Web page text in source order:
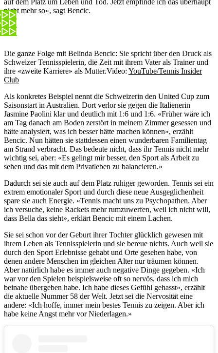
nicht mehr so», sagt Bencic.
Die ganze Folge mit Belinda Bencic: Sie spricht über den Druck als
Schweizer Tennisspielerin, die Zeit mit ihrem Vater als Trainer und
ihre «zweite Karriere» als Mutter.Video: YouTube/Tennis Insider
Club
Als konkretes Beispiel nennt die Schweizerin den United Cup zum
Saisonstart in Australien. Dort verlor sie gegen die Italienerin
Jasmine Paolini klar und deutlich mit 1:6 und 1:6. «Früher wäre ich
am Tag danach am Boden zerstört in meinem Zimmer gesessen und
hätte analysiert, was ich besser hätte machen können», erzählt
Bencic. Nun hätten sie stattdessen einen wunderbaren Familientag
am Strand verbracht. Das bedeute nicht, dass ihr Tennis nicht mehr
wichtig sei, aber: «Es gelingt mir besser, den Sport als Arbeit zu
sehen und das mit dem Privatleben zu balancieren.»
Dadurch sei sie auch auf dem Platz ruhiger geworden. Tennis sei ein
extrem emotionaler Sport und durch diese neue Ausgeglichenheit
spare sie auch Energie. «Tennis macht uns zu Psychopathen. Aber
ich versuche, keine Rackets mehr rumzuwerfen, weil ich nicht will,
dass Bella das sieht», erklärt Bencic mit einem Lachen.
Sie sei schon vor der Geburt ihrer Tochter glücklich gewesen mit
ihrem Leben als Tennisspielerin und sie bereue nichts. Auch weil sie
durch den Sport Erlebnisse gehabt und Orte gesehen habe, von
denen andere Menschen im gleichen Alter nur träumen können.
Aber natürlich habe es immer auch negative Dinge gegeben. «Ich
war vor den Spielen beispielsweise oft so nervös, dass ich mich
beinahe übergeben habe. Ich habe dieses Gefühl gehasst», erzählt
die aktuelle Nummer 58 der Welt. Jetzt sei die Nervosität eine
andere: «Ich hoffe, immer mein bestes Tennis zu zeigen. Aber ich
habe keine Angst mehr vor Niederlagen.»